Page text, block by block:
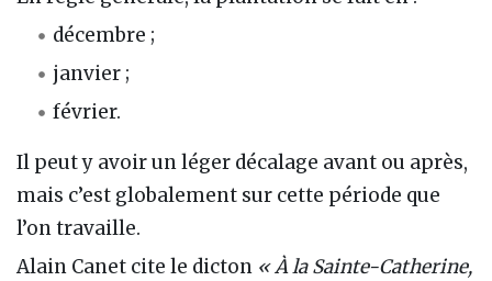
décembre ;
janvier ;
février.
Il peut y avoir un léger décalage avant ou après,
mais c’est globalement sur cette période que
l’on travaille.
Alain Canet cite le dicton « À la Sainte-Catherine,